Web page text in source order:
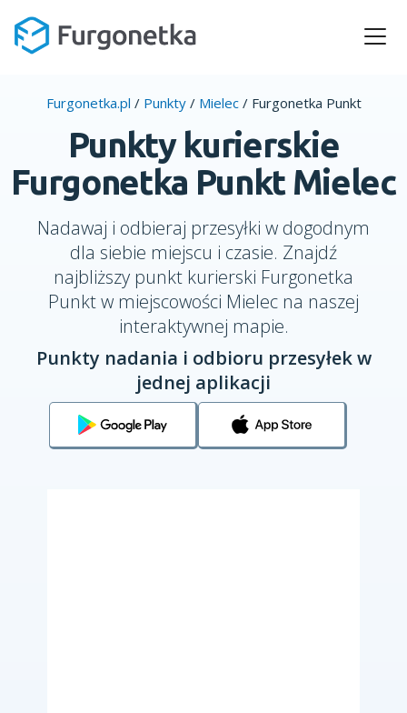
Furgonetka.pl / Punkty / Mielec / Furgonetka Punkt
Punkty kurierskie
Furgonetka Punkt Mielec
Nadawaj i odbieraj przesyłki w dogodnym
dla siebie miejscu i czasie. Znajdź
najbliższy punkt kurierski Furgonetka
Punkt w miejscowości Mielec na naszej
interaktywnej mapie.
Punkty nadania i odbioru przesyłek w
jednej aplikacji